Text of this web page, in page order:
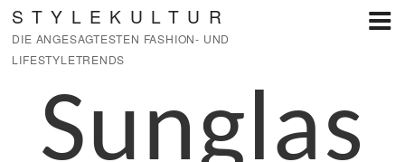
Zum
Inhalt
springen
STYLEKULTUR
DIE ANGESAGTESTEN FASHION- UND
LIFESTYLETRENDS
Sunglas